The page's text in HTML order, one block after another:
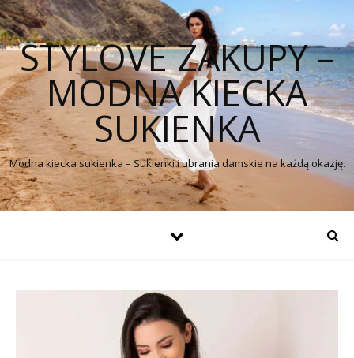
STYLOVE ZAKUPY –
MODNA KIECKA
SUKIENKA
Modna kiecka sukienka – Sukienki i ubrania damskie na każdą okazję.